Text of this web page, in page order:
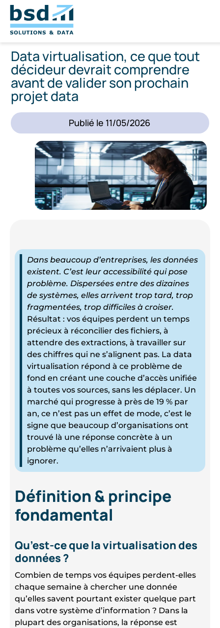
Data virtualisation, ce que tout
décideur devrait comprendre
avant de valider son prochain
projet data
Publié le 11/05/2026
Dans beaucoup d’entreprises, les données
existent. C’est leur accessibilité qui pose
problème. Dispersées entre des dizaines
de systèmes, elles arrivent trop tard, trop
fragmentées, trop difficiles à croiser.
Résultat : vos équipes perdent un temps
précieux à réconcilier des fichiers, à
attendre des extractions, à travailler sur
des chiffres qui ne s’alignent pas. La data
virtualisation répond à ce problème de
fond en créant une couche d’accès unifiée
à toutes vos sources, sans les déplacer. Un
marché qui progresse à près de 19 % par
an, ce n’est pas un effet de mode, c’est le
signe que beaucoup d’organisations ont
trouvé là une réponse concrète à un
problème qu’elles n’arrivaient plus à
ignorer.
Définition & principe
fondamental
Qu’est-ce que la virtualisation des
données ?
Combien de temps vos équipes perdent-elles
chaque semaine à chercher une donnée
qu’elles savent pourtant exister quelque part
dans votre système d’information ? Dans la
plupart des organisations, la réponse est